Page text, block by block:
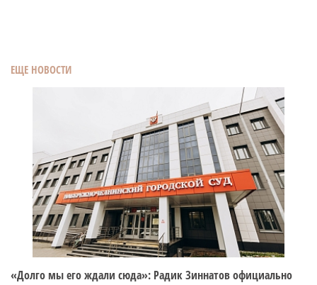
ЕЩЕ НОВОСТИ
«Долго мы его ждали сюда»: Радик Зиннатов официально